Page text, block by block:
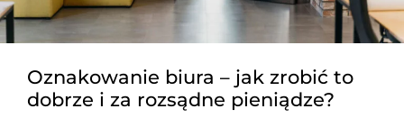
Oznakowanie biura – jak zrobić to
dobrze i za rozsądne pieniądze?